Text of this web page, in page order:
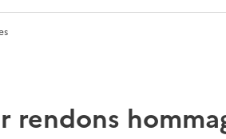
rendons